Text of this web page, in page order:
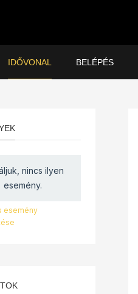
IDŐVONAL BELÉPÉS
nincs ilyen
esemény.
esemény